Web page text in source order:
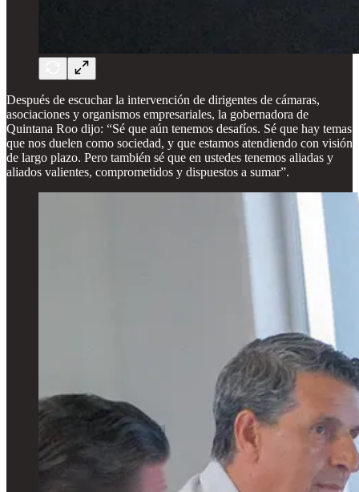
Después de escuchar la intervención de dirigentes de cámaras,
asociaciones y organismos empresariales, la gobernadora de
Quintana Roo dijo: “Sé que aún tenemos desafíos. Sé que hay temas
que nos duelen como sociedad, y que estamos atendiendo con visión
de largo plazo. Pero también sé que en ustedes tenemos aliadas y
aliados valientes, comprometidos y dispuestos a sumar”.